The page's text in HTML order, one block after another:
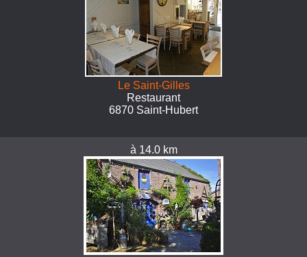
Le Saint-Gilles
Restaurant
6870 Saint-Hubert
à 14.0 km